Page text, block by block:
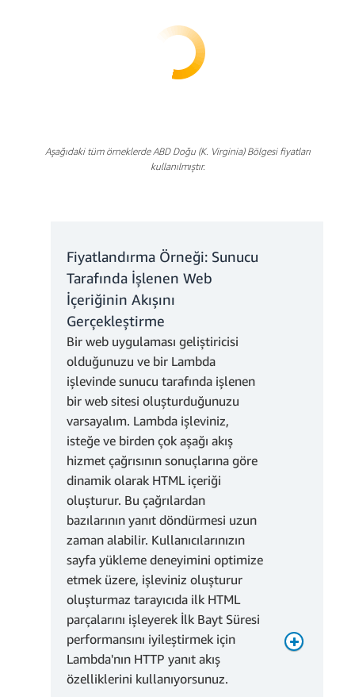
USD = 0,40 USD
Tedarik Edilen Eş
Zamanlılık etkinken
işlem ücreti:
75.000 GB-sn *
0,0000097222 USD = 0,73
USD
2.419.200 GB-sn *
0,0000041667 USD =
10,08 USD
Tedarik Edilen Eş
Zamanlılık etkinken
işlem ücreti:
2.240.000 GB-sn *
0,0000097222 USD =
Aşağıdaki tüm örneklerde ABD Doğu (K. Virginia) Bölgesi fiyatları
kullanılmıştır.
Fiyatlandırma Örneği: Sunucu
Tarafında İşlenen Web
İçeriğinin Akışını
Gerçekleştirme
Bir web uygulaması geliştiricisi
olduğunuzu ve bir Lambda
işlevinde sunucu tarafında işlenen
bir web sitesi oluşturduğunuzu
varsayalım. Lambda işleviniz,
isteğe ve birden çok aşağı akış
hizmet çağrısının sonuçlarına göre
dinamik olarak HTML içeriği
oluşturur. Bu çağrılardan
bazılarının yanıt döndürmesi uzun
zaman alabilir. Kullanıcılarınızın
sayfa yükleme deneyimini optimize
etmek üzere, işleviniz oluşturur
oluşturmaz tarayıcıda ilk HTML
parçalarını işleyerek İlk Bayt Süresi
performansını iyileştirmek için
Lambda'nın HTTP yanıt akış
özelliklerini kullanıyorsunuz.